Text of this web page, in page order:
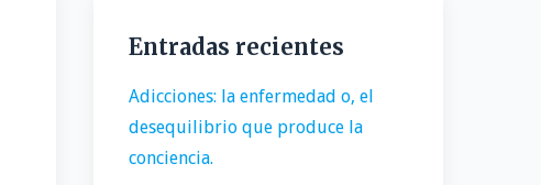
Entradas recientes
Adicciones: la enfermedad o, el
desequilibrio que produce la
conciencia.